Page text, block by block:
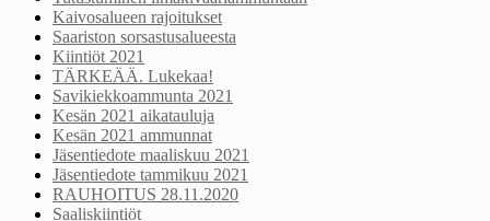
Kaivosalueen rajoitukset
Saariston sorsastusalueesta
Kiintiöt 2021
TÄRKEÄÄ. Lukekaa!
Savikiekkoammunta 2021
Kesän 2021 aikatauluja
Kesän 2021 ammunnat
Jäsentiedote maaliskuu 2021
Jäsentiedote tammikuu 2021
RAUHOITUS 28.11.2020
Saaliskiintiöt